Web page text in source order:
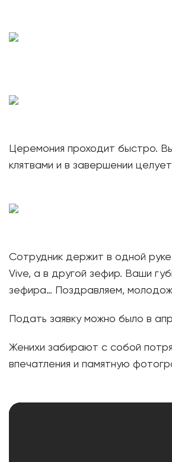
Церемония проходит быстро.
клятвами и в завершении
Сотрудник держит в одной
Vive, а в другой зефир. Ваши
зефира… Поздравляем,
Подать заявку можно было в
Женихи забирают с собой
впечатления и памятную